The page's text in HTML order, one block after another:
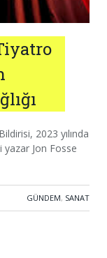
2023 yılında
yazar Jon Fosse
GÜNDEM, SANAT